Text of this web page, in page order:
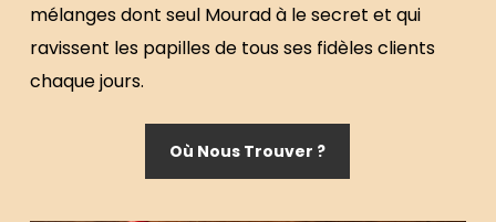
mélanges dont seul Mourad à le secret et qui
ravissent les papilles de tous ses fidèles clients
chaque jours.
Où Nous Trouver ?